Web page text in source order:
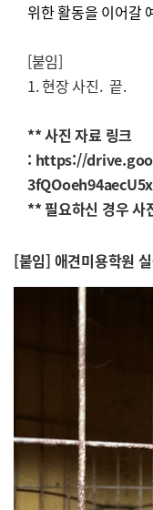
위한 활동을 이어갈
[붙임]
1. 현장 사진. 끝.
** 사진 자료 링크
: https://
** 필요하신 경우 사
[붙임] 애견미용학원